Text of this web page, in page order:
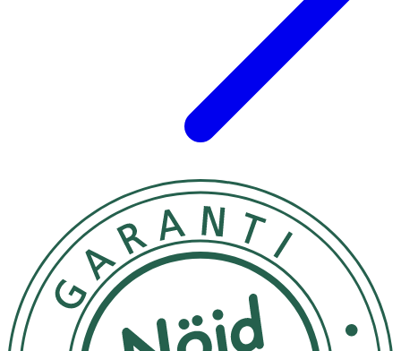
- Kosttillskott ersätter inte en varierad kost utan bör
kombineras med en mångsidig och balanserad kost samt
Förvaras torrt och utom räckhåll för små barn. Öppnad
förpackning förvaras väl tillsluten.
INNEHÅLLSDEKLARATION 1 Kapsel 2 Kapslar
Algolja 500 mg 1000 mg
- varav omega-3 275 mg 550 mg